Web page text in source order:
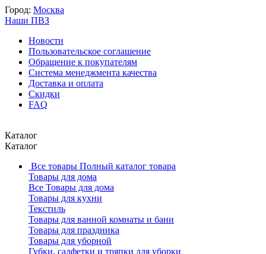
Город: Москва
Наши ПВЗ
Новости
Пользовательское соглашение
Обращение к покупателям
Система менеджмента качества
Доставка и оплата
Скидки
FAQ
Каталог
Каталог
Все товары Полный каталог товара
Товары для дома
Все Товары для дома
Товары для кухни
Текстиль
Товары для ванной комнаты и бани
Товары для праздника
Товары для уборной
Губки, салфетки и тряпки для уборки